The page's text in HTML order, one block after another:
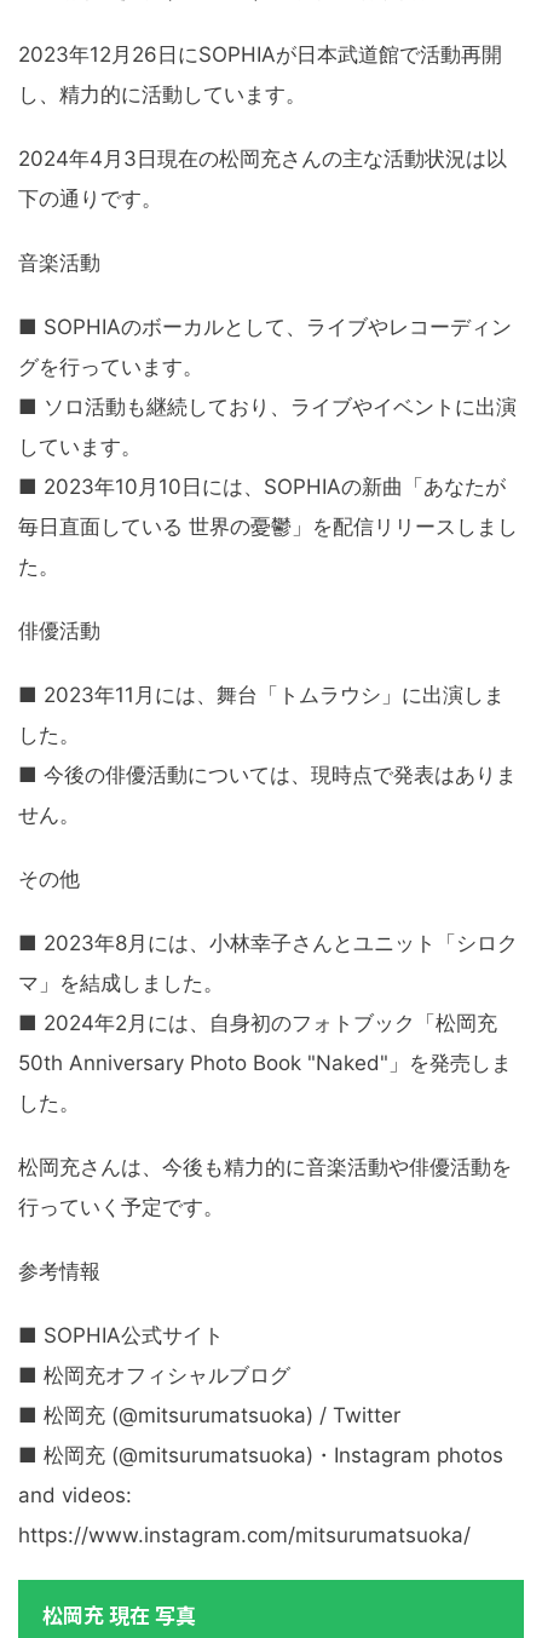
2023年12月26日にSOPHIAが日本武道館で活動再開
し、精力的に活動しています。
2024年4月3日現在の松岡充さんの主な活動状況は以
下の通りです。
音楽活動
■ SOPHIAのボーカルとして、ライブやレコーディン
グを行っています。
■ ソロ活動も継続しており、ライブやイベントに出演
しています。
■ 2023年10月10日には、SOPHIAの新曲「あなたが
毎日直面している 世界の憂鬱」を配信リリースしまし
た。
俳優活動
■ 2023年11月には、舞台「トムラウシ」に出演しま
した。
■ 今後の俳優活動については、現時点で発表はありま
せん。
その他
■ 2023年8月には、小林幸子さんとユニット「シロク
マ」を結成しました。
■ 2024年2月には、自身初のフォトブック「松岡充
50th Anniversary Photo Book "Naked"」を発売しま
した。
松岡充さんは、今後も精力的に音楽活動や俳優活動を
行っていく予定です。
参考情報
■ SOPHIA公式サイト
■ 松岡充オフィシャルブログ
■ 松岡充 (@mitsurumatsuoka) / Twitter
■ 松岡充 (@mitsurumatsuoka)・Instagram photos
and videos:
https://www.instagram.com/mitsurumatsuoka/
松岡充 現在 写真